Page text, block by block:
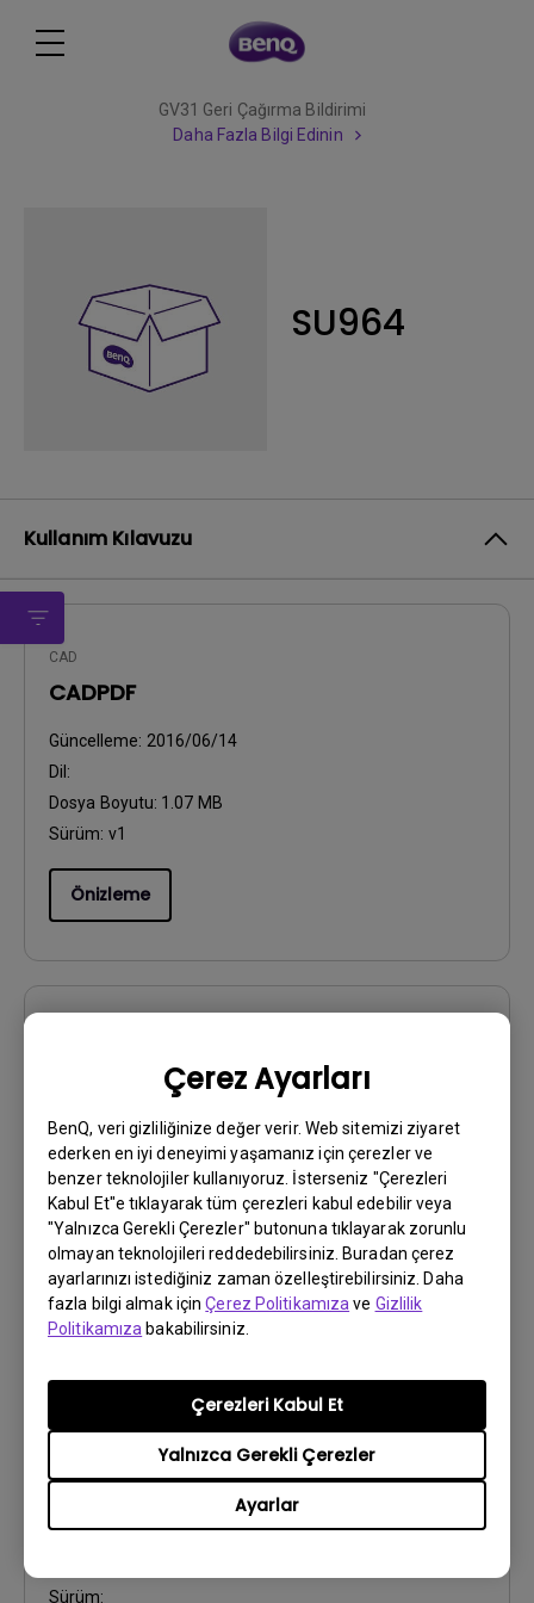
Çerez Ayarları
BenQ, veri gizliliğinize değer verir. Web sitemizi ziyaret
ederken en iyi deneyimi yaşamanız için çerezler ve
benzer teknolojiler kullanıyoruz. İsterseniz "Çerezleri
Kabul Et"e tıklayarak tüm çerezleri kabul edebilir veya
"Yalnızca Gerekli Çerezler" butonuna tıklayarak zorunlu
olmayan teknolojileri reddedebilirsiniz. Buradan çerez
ayarlarınızı istediğiniz zaman özelleştirebilirsiniz. Daha
fazla bilgi almak içinÇerez Politikamıza ve Gizlilik
Politikamıza bakabilirsiniz.
Ayarlar
Yalnızca Gerekli Çerezler
Çerezleri Kabul Et
GV31 Geri Çağırma Bildirimi
Daha Fazla Bilgi Edinin
SU964
Kullanım Kılavuzu
CAD
CADPDF
Güncelleme: 2016/06/14
Dil:
Dosya Boyutu: 1.07 MB
Sürüm: v1
Önizleme
Hızlı Başlangıç Rehberi
Güncelleme:2015/02/24
Dil:Multi-Language
Dosya Boyutu:8.06 MB
Sürüm:
Önizleme
Kullanım Kılavuzu
2015/08/31
Dil:Turkish
Sürüm: